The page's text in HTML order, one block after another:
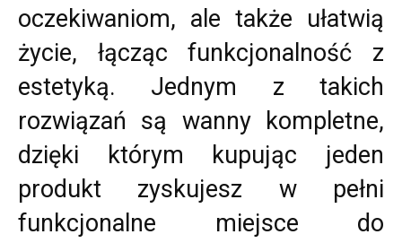
oczekiwaniom, ale także ułatwią
życie, łącząc funkcjonalność z
estetyką. Jednym z takich
rozwiązań są wanny kompletne,
dzięki którym kupując jeden
produkt zyskujesz w pełni
funkcjonalne miejsce do